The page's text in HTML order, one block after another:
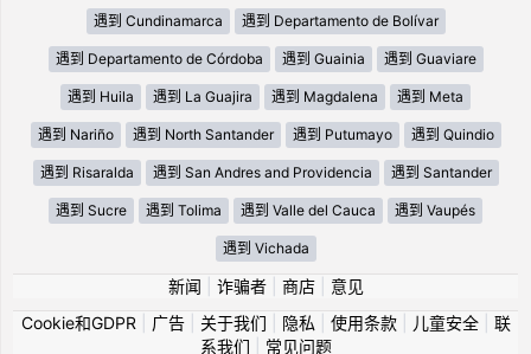
遇到 Cundinamarca 遇到 Departamento de Bolívar
遇到 Departamento de Córdoba 遇到 Guainia 遇到 Guaviare
遇到 Huila 遇到 La Guajira 遇到 Magdalena 遇到 Meta
遇到 Nariño 遇到 North Santander 遇到 Putumayo 遇到 Quindio
遇到 Risaralda 遇到 San Andres and Providencia 遇到 Santander
遇到 Sucre 遇到 Tolima 遇到 Valle del Cauca 遇到 Vaupés
遇到 Vichada
新闻 诈骗者| 商店| 意见
Cookie和GDPR
广告| 关于我们 隐私 使用条款| 儿童安全| 联
系我们
常见问题